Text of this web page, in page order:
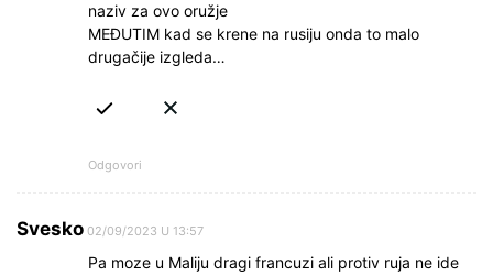
naziv za ovo oružje
MEĐUTIM kad se krene na rusiju onda to malo
drugačije izgleda…
Odgovori
Svesko 02/09/2023 U 13:57
Pa moze u Maliju dragi francuzi ali protiv ruja ne ide